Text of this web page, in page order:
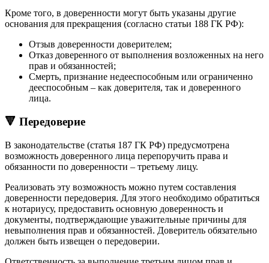
Кроме того, в доверенности могут быть указаны другие
основания для прекращения (согласно статьи 188 ГК РФ):
Отзыв доверенности доверителем;
Отказ доверенного от выполнения возложенных на него
прав и обязанностей;
Смерть, признание недееспособным или ограниченно
дееспособным – как доверителя, так и доверенного
лица.
🔻 Передоверие
В законодательстве (статья 187 ГК РФ) предусмотрена
возможность доверенного лица перепоручить права и
обязанности по доверенности – третьему лицу.
Реализовать эту возможность можно путем составления
доверенности передоверия. Для этого необходимо обратиться
к нотариусу, предоставить основную доверенность и
документы, подтверждающие уважительные причины для
невыполнения прав и обязанностей. Доверитель обязательно
должен быть извещен о передоверии.